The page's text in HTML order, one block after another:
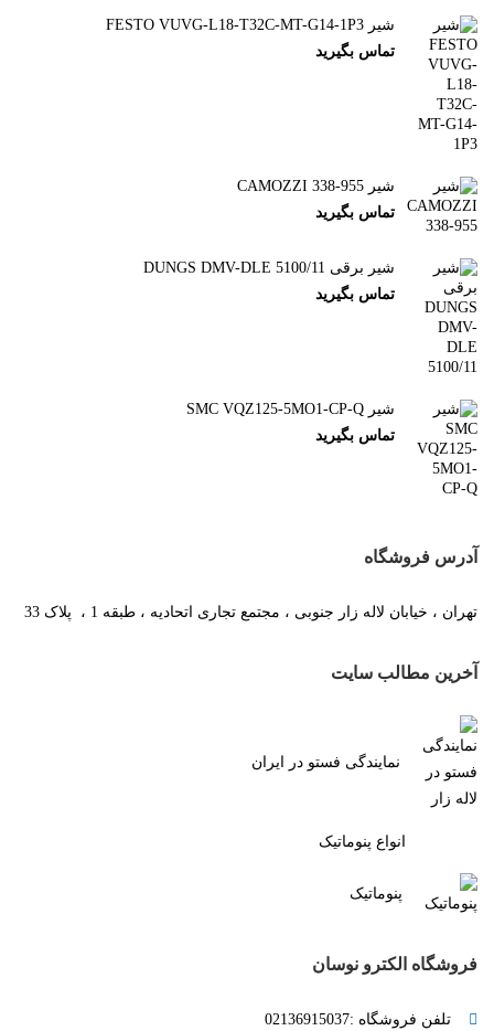
شیر FESTO VUVG-L18-T32C-MT-G14-1P3
تماس بگیرید
شیر CAMOZZI 338-955
تماس بگیرید
شیر برقی DUNGS DMV-DLE 5100/11
تماس بگیرید
شیر SMC VQZ125-5MO1-CP-Q
تماس بگیرید
آدرس فروشگاه
تهران ، خیابان لاله زار جنوبی ، مجتمع تجاری اتحادیه ، طبقه 1 ، پلاک 33
آخرین مطالب سایت
نمایندگی فستو در ایران
انواع پنوماتیک
پنوماتیک
فروشگاه الکترو نوسان
تلفن فروشگاه :02136915037